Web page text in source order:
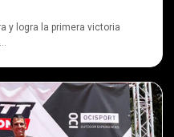
y logra la primera victoria